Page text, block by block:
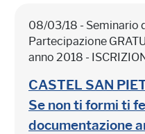
08/03/18 - Seminario
Partecipazione
anno 2018 -
CASTEL SAN
Se non ti formi ti
documentazione